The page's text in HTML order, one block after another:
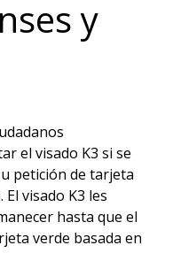
y
el visado K3 si se
petición de tarjeta
visado K3 les
hasta que el
verde basada en